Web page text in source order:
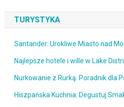
TURYSTYKA
Santander: Urokliwe Miasto nad
Najlepsze hotele i wille w Lake
Nurkowanie z Rurką: Poradnik dla
Hiszpańska Kuchnia: Degustuj